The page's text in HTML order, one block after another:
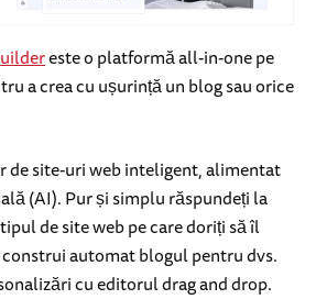
este o platformă all-in-one pe
a crea cu ușurință un blog sau orice
de site-uri web inteligent, alimentat
(AI). Pur și simplu răspundeți la
de site web pe care doriți să îl
automat blogul pentru dvs.
cu editorul drag and drop.